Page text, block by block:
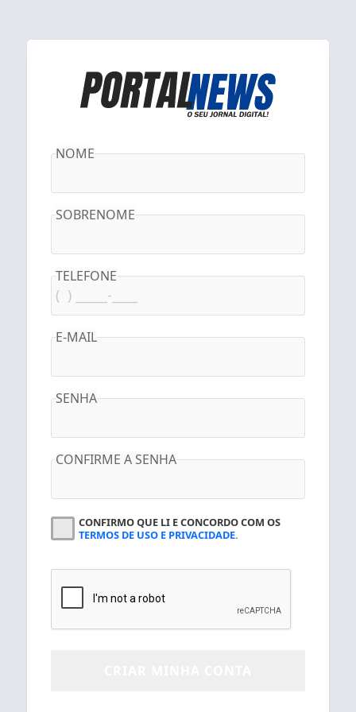
NOME
SOBRENOME
TELEFONE
E-MAIL
SENHA
CONFIRME A SENHA
CONFIRMO QUE LI E CONCORDO COM OS
TERMOS DE USO E PRIVACIDADE.